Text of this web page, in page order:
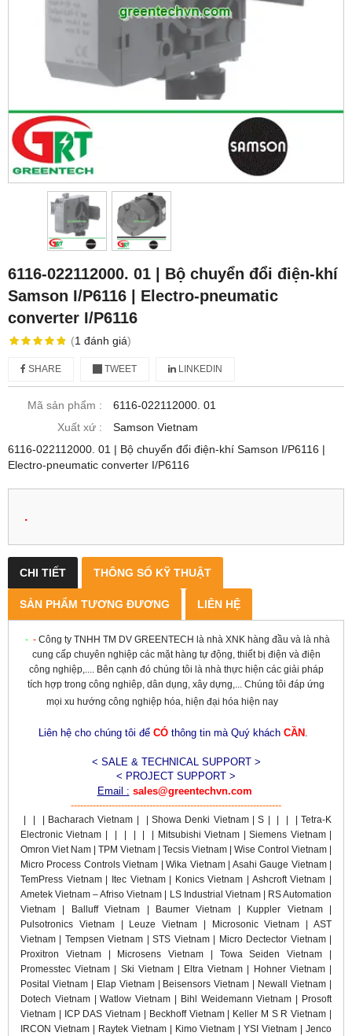
6116-022112000. 01 | Bộ chuyển đổi điện-khí
Samson I/P6116 | Electro-pneumatic
converter I/P6116
(1 đánh giá)
SHARE TWEET LINKEDIN
Mã sản phẩm :
6116-022112000. 01
Xuất xứ :
Samson Vietnam
6116-022112000. 01 | Bộ chuyển đổi điện-khí Samson I/P6116 |
Electro-pneumatic converter I/P6116
.
CHI TIẾT THÔNG SỐ KỸ THUẬT
SẢN PHẨM TƯƠNG ĐƯƠNG LIÊN HỆ
- - Công ty TNHH TM DV GREENTECH là nhà XNK hàng đầu và là nhà
cung cấp chuyên nghiệp các mặt hàng tự động, thiết bị điện và điện
công nghiệp,.... Bên cạnh đó chúng tôi là nhà thực hiện các giải pháp
tích hợp trong công nghiêp, dân dụng, xây dựng,... Chúng tôi đáp ứng
mọi xu hướng công nghiệp hóa, hiện đại hóa hiện nay
Liên hệ cho chúng tôi để CÓthông tin mà Quý khách CẦN .
< SALE & TECHNICAL SUPPORT >
< PROJECT SUPPORT >
Email : sales@greentechvn.com
-------------------------------------------------------------------
Bacharach Vietnam | Showa Denki Vietnam | S
| Tetra-K
Electronic Vietnam |
| Mitsubishi Vietnam | Siemens Vietnam |
Omron Viet Nam | TPM Vietnam | Tecsis Vietnam | Wise Control Vietnam |
Micro Process Controls Vietnam | Wika Vietnam | Asahi Gauge Vietnam |
TemPress Vietnam | Itec Vietnam | Konics Vietnam | Ashcroft Vietnam |
Ametek Vietnam – Afriso Vietnam | LS Industrial Vietnam | RS Automation
Vietnam | Balluff Vietnam | Baumer Vietnam | Kuppler Vietnam |
Pulsotronics Vietnam | Leuze Vietnam | Microsonic Vietnam | AST
Vietnam | Tempsen Vietnam | STS Vietnam | Micro Dectector Vietnam |
Proxitron Vietnam | Microsens Vietnam | Towa Seiden Vietnam |
Promesstec Vietnam | Ski Vietnam | Eltra Vietnam | Hohner Vietnam |
Posital Vietnam | Elap Vietnam | Beisensors Vietnam | Newall Vietnam |
Dotech Vietnam | Watlow Vietnam | Bihl Weidemann Vietnam | Prosoft
Vietnam | ICP DAS Vietnam | Beckhoff Vietnam | Keller M S R Vietnam |
IRCON Vietnam | Raytek Vietnam | Kimo Vietnam | YSI Vietnam | Jenco